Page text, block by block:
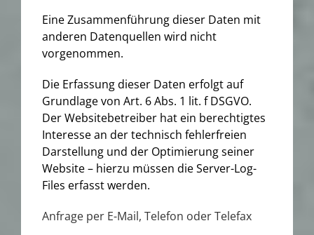
Eine Zusammenführung dieser Daten mit
anderen Datenquellen wird nicht
vorgenommen.
Die Erfassung dieser Daten erfolgt auf
Grundlage von Art. 6 Abs. 1 lit. f DSGVO.
Der Websitebetreiber hat ein berechtigtes
Interesse an der technisch fehlerfreien
Darstellung und der Optimierung seiner
Website – hierzu müssen die Server-Log-
Files erfasst werden.
Anfrage per E-Mail, Telefon oder Telefax